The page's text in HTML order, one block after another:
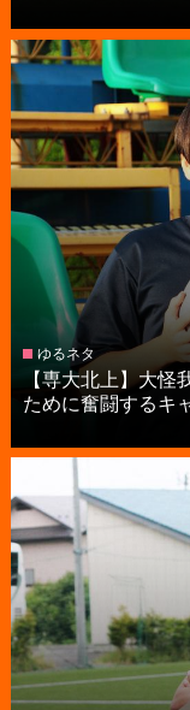
ゆるネタ
【専大北上】大
ために奮闘するキ